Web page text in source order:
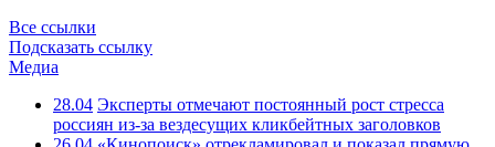
Все ссылки
Подсказать ссылку
Медиа
28.04 Эксперты отмечают постоянный рост стресса
россиян из-за вездесущих кликбейтных заголовков